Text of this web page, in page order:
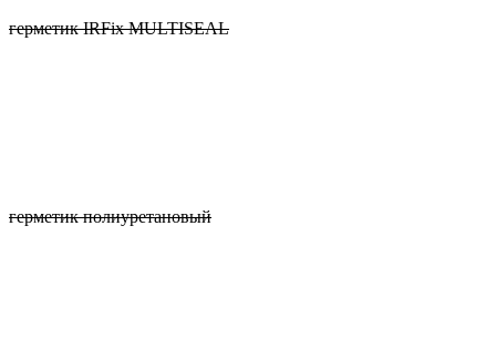
герметик IRFix MULTISEAL
герметик полиуретановый